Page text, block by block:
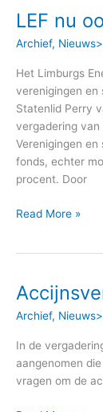
LEF nu
Archief,
Het Limburgs
verenigingen en
Statenlid Perry
vergadering
Verenigingen
fonds, echter
procent. Door
LEF
voor
verenigingen
Read More »
Archief,
In de
aangenomen
vragen om de
schadelijk